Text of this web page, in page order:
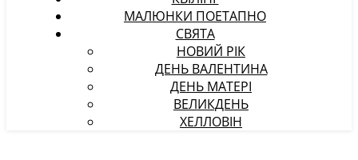
МАЛЮНКИ ПОЕТАПНО
СВЯТА
НОВИЙ РІК
ДЕНЬ ВАЛЕНТИНА
ДЕНЬ МАТЕРІ
ВЕЛИКДЕНЬ
ХЕЛЛОВІН